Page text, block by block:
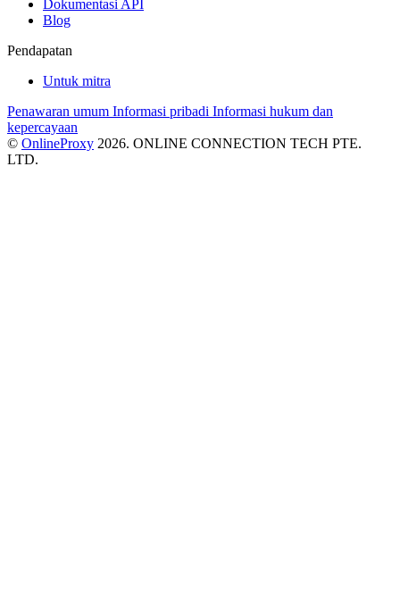
Dokumentasi API
Blog
Pendapatan
Untuk mitra
Penawaran umum Informasi pribadi Informasi hukum dan
kepercayaan
© OnlineProxy 2026. ONLINE CONNECTION TECH PTE.
LTD.